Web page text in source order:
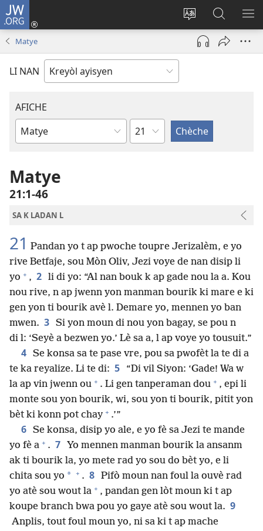
JW.ORG
Chanje
lang
sit
Konekte
(opens
window)
Fè
rechèch
sou
Matye
LI NAN
AFICHE
Liv
chapit
Matye
21​:​1-46
SA K LADAN L
21 Pandan yo t ap pwoche toupre Jerizalèm, e yo
rive Betfaje, sou Mòn Oliv, Jezi voye de nan disip li
yo + , 2 li di yo: “Al nan bouk k ap gade nou la a. Kou
nou rive, n ap jwenn yon manman bourik ki mare e ki
gen yon ti bourik avè l. Demare yo, mennen yo ban
mwen. 3 Si yon moun di nou yon bagay, se pou n
di l: ‘Seyè a bezwen yo.’ Lè sa a, l ap voye yo tousuit.”
4 Se konsa sa te pase vre, pou sa pwofèt la te di a
te ka reyalize. Li te di: 5
“Di vil Siyon: ‘Gade! Wa w
la ap vin jwenn ou + . Li gen tanperaman dou + , epi li
monte sou yon bourik, wi, sou yon ti bourik, pitit yon
bèt ki konn pot chay + .’”
6 Se konsa, disip yo ale, e yo fè sa Jezi te mande
yo fè a + . 7
Yo mennen manman bourik la ansanm
ak ti bourik la, yo mete rad yo sou do bèt yo, e li
chita sou yo * + . 8 Pifò moun nan foul la ouvè rad
yo atè sou wout la + , pandan gen lòt moun ki t ap
koupe branch bwa pou yo gaye atè sou wout la. 9
Anplis, tout foul moun yo, ni sa ki t ap mache